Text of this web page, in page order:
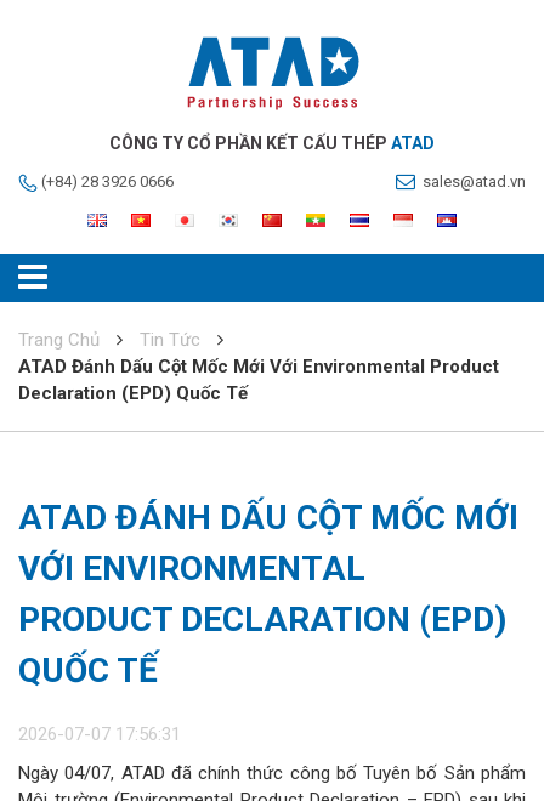
CÔNG TY CỔ PHẦN KẾT CẤU THÉP ATAD
(+84) 28 3926 0666 sales@atad.vn
Trang Chủ
Tin Tức
ATAD Đánh Dấu Cột Mốc Mới Với Environmental Product
Declaration (EPD) Quốc Tế
ATAD ĐÁNH DẤU CỘT MỐC MỚI
VỚI ENVIRONMENTAL
PRODUCT DECLARATION (EPD)
QUỐC TẾ
2026-07-07 17:56:31
Ngày 04/07, ATAD đã chính thức công bố Tuyên bố Sản phẩm